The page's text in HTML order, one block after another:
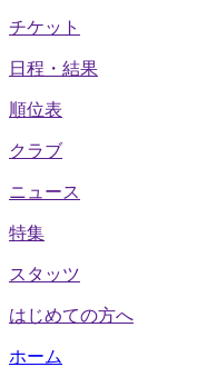
チケット
日程・結果
順位表
クラブ
ニュース
特集
スタッツ
はじめての方へ
ホーム